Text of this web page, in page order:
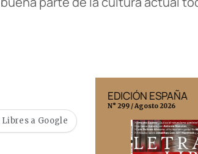
a Google
EDICIÓN ESPAÑA
N° 299 / Agosto 2026